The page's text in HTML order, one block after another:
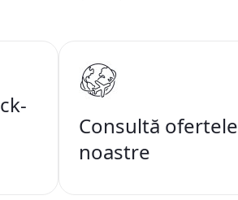
Consultă ofertele
noastre